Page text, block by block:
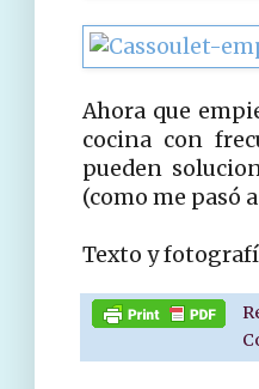
Ahora que
cocina con
pueden
(como me pasó
Texto y